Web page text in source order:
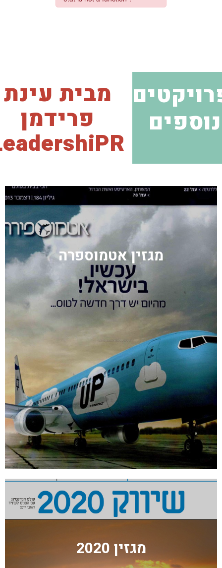
נוספים
מבית עינת
פרידמן
מגזין אטמוספרה
מגזין 2020